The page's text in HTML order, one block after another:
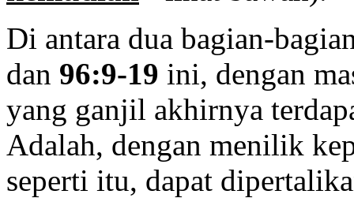
Di antara dua bagian-
dan 96:9-19 ini, dengan
yang ganjil akhirnya
Adalah, dengan menilik
seperti itu, dapat